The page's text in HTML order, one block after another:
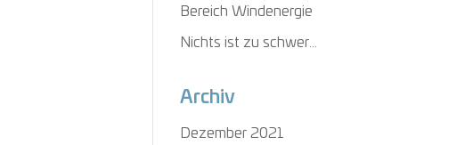
Bereich Windenergie
Nichts ist zu schwer…
Archiv
Dezember 2021